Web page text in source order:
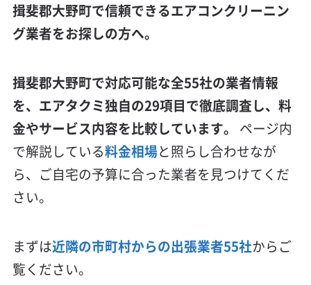
揖斐郡大野町で信頼できるエアコンクリーニン
グ業者をお探しの方へ。
揖斐郡大野町で対応可能な全55社の業者情報
を、エアタクミ独自の29項目で徹底調査し、料
金やサービス内容を比較しています。
ページ内
で解説している料金相場と照らし合わせなが
ら、ご自宅の予算に合った業者を見つけてくだ
さい。
まずは近隣の市町村からの出張業者55社からご
覧ください。